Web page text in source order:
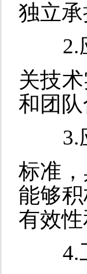
独立
2.
关技
和团队
3.
标准
能够
有效性
4.